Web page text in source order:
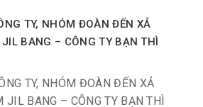
TY, NHÓM ĐOÀN ĐẾN XẢ
BANG – CÔNG TY BẠN THÌ
TY, NHÓM ĐOÀN ĐẾN XẢ
JIL BANG – CÔNG TY BẠN THÌ